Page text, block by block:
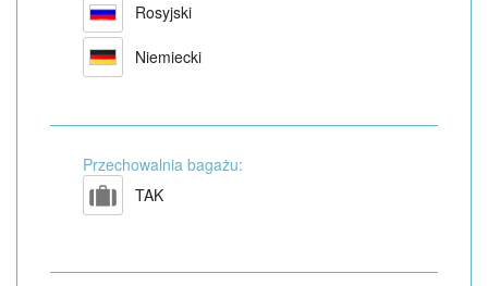
Rosyjski
Niemiecki
Przechowalnia bagażu:
TAK